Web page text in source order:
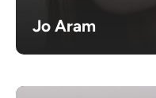
Jo Aram